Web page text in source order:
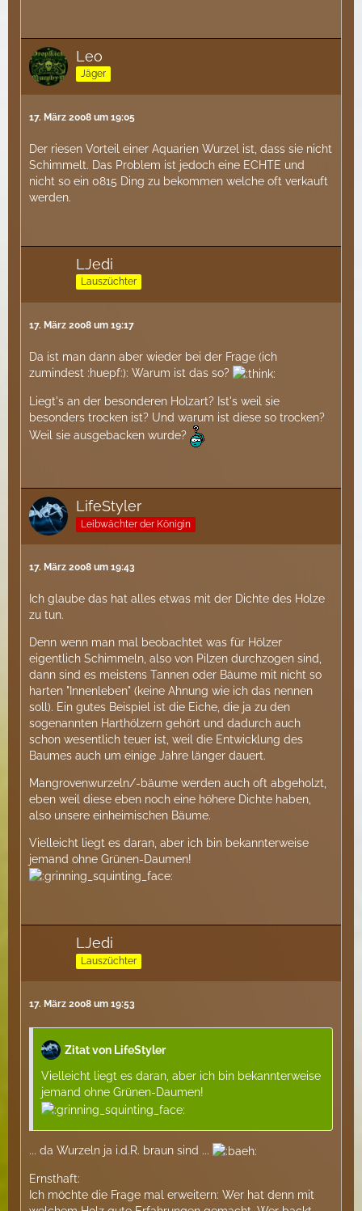
Leo
Jäger
17. März 2008 um 19:05
Der riesen Vorteil einer Aquarien Wurzel ist, dass sie nicht
Schimmelt. Das Problem ist jedoch eine ECHTE und
nicht so ein 0815 Ding zu bekommen welche oft verkauft
werden.
LJedi
Lauszüchter
17. März 2008 um 19:17
Da ist man dann aber wieder bei der Frage (ich
zumindest :huepf:): Warum ist das so?
Liegt's an der besonderen Holzart? Ist's weil sie
besonders trocken ist? Und warum ist diese so trocken?
Weil sie ausgebacken wurde?
LifeStyler
Leibwächter der Königin
17. März 2008 um 19:43
Ich glaube das hat alles etwas mit der Dichte des Holze
zu tun.
Denn wenn man mal beobachtet was für Hölzer
eigentlich Schimmeln, also von Pilzen durchzogen sind,
dann sind es meistens Tannen oder Bäume mit nicht so
harten "Innenleben" (keine Ahnung wie ich das nennen
soll). Ein gutes Beispiel ist die Eiche, die ja zu den
sogenannten Harthölzern gehört und dadurch auch
schon wesentlich teuer ist, weil die Entwicklung des
Baumes auch um einige Jahre länger dauert.
Mangrovenwurzeln/-bäume werden auch oft abgeholzt,
eben weil diese eben noch eine höhere Dichte haben,
also unsere einheimischen Bäume.
Vielleicht liegt es daran, aber ich bin bekannterweise
jemand ohne Grünen-Daumen!
LJedi
Lauszüchter
17. März 2008 um 19:53
Zitat von LifeStyler
Vielleicht liegt es daran, aber ich bin bekannterweise
jemand ohne Grünen-Daumen!
... da Wurzeln ja i.d.R. braun sind ...
Ernsthaft:
Ich möchte die Frage mal erweitern: Wer hat denn mit